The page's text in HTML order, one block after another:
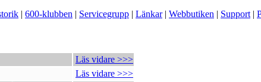
| 600-klubben | Servicegrupp | Länkar| Webbutiken | Support |
Läs vidare >>>
Läs vidare >>>